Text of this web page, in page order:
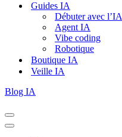
Guides IA
Débuter avec l’IA
Agent IA
Vibe coding
Robotique
Boutique IA
Veille IA
Blog IA
Menu
de
Menu